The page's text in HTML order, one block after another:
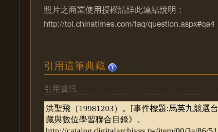
照片之商業使用授權請詳此連結說明：
http://tol.chinatimes.com/faq/question.aspx#qa4
引用這筆典藏
引用資訊